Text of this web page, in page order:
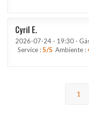
Cyril E
2026-07-24 - 19:30 -
Service :5/5 Ambiente :
1